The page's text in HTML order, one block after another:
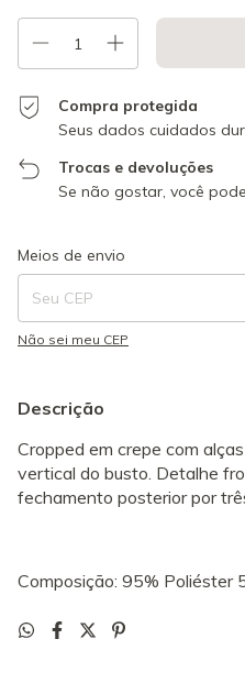
Compra protegida
Seus dados cuidados
Trocas e devoluções
Se não gostar, você
Entregas para o CEP:
Meios de envio
Não sei meu CEP
Descrição
Cropped em crepe com
vertical do busto. Detalhe
fechamento posterior por
Composição: 95% Poliéster